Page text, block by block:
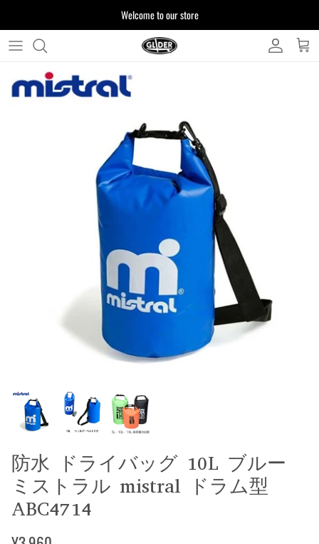
ッ
Welcome to our store
よくある質問
ます
注文について 製品について
防水 ドライバッグ 10L ブルー
ミストラル mistral ドラム型
ABC4714